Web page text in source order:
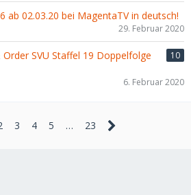
ab 02.03.20 bei MagentaTV in deutsch!
29. Februar 2020
Order SVU Staffel 19 Doppelfolge
10
6. Februar 2020
3 4 5 … 23